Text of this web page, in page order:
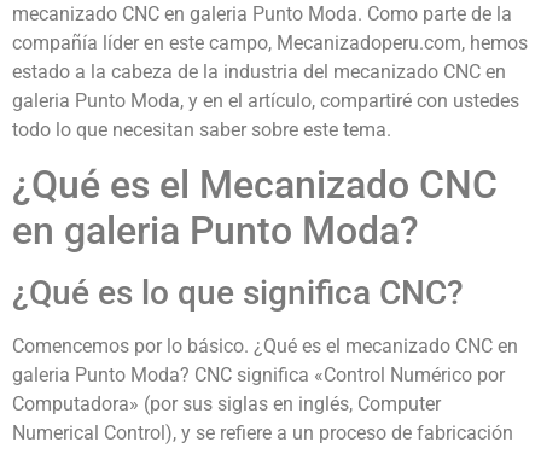
mecanizado CNC en galeria Punto Moda. Como parte de la
compañía líder en este campo, Mecanizadoperu.com, hemos
estado a la cabeza de la industria del mecanizado CNC en
galeria Punto Moda, y en el artículo, compartiré con ustedes
todo lo que necesitan saber sobre este tema.
¿Qué es el Mecanizado CNC
en galeria Punto Moda?
¿Qué es lo que significa CNC?
Comencemos por lo básico. ¿Qué es el mecanizado CNC en
galeria Punto Moda? CNC significa «Control Numérico por
Computadora» (por sus siglas en inglés, Computer
Numerical Control), y se refiere a un proceso de fabricación